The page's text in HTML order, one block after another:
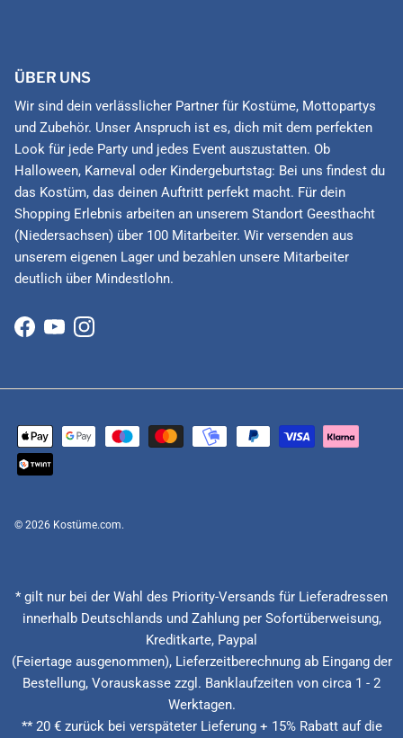
ÜBER UNS
Wir sind dein verlässlicher Partner für Kostüme, Mottopartys
und Zubehör. Unser Anspruch ist es, dich mit dem perfekten
Look für jede Party und jedes Event auszustatten. Ob
Halloween, Karneval oder Kindergeburtstag: Bei uns findest du
das Kostüm, das deinen Auftritt perfekt macht. Für dein
Shopping Erlebnis arbeiten an unserem Standort Geesthacht
(Niedersachsen) über 100 Mitarbeiter. Wir versenden aus
unserem eigenen Lager und bezahlen unsere Mitarbeiter
deutlich über Mindestlohn.
Facebook
YouTubeInstagram
© 2026 Kostüme.com.
* gilt nur bei der Wahl des Priority-Versands für Lieferadressen
innerhalb Deutschlands und Zahlung per Sofortüberweisung,
Kreditkarte, Paypal
(Feiertage ausgenommen), Lieferzeitberechnung ab Eingang der
Bestellung, Vorauskasse zzgl. Banklaufzeiten von circa 1 - 2
Werktagen.
** 20 € zurück bei verspäteter Lieferung + 15% Rabatt auf die